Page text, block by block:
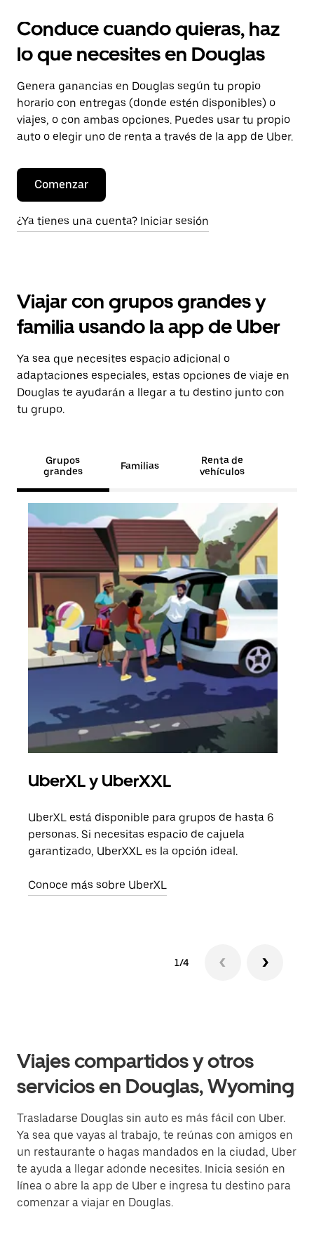
Conduce cuando quieras, haz
lo que necesites en Douglas
Genera ganancias en Douglas según tu propio
horario con entregas (donde estén disponibles) o
viajes, o con ambas opciones. Puedes usar tu propio
auto o elegir uno de renta a través de la app de Uber.
Comenzar
¿Ya tienes una cuenta? Iniciar sesión
Viajar con grupos grandes y
familia usando la app de Uber
Ya sea que necesites espacio adicional o
adaptaciones especiales, estas opciones de viaje en
Douglas te ayudarán a llegar a tu destino junto con
tu grupo.
Grupos
grandes
Familias
Renta de
vehículos
UberXL y UberXXL
UberXL está disponible para grupos de hasta 6
personas. Si necesitas espacio de cajuela
garantizado, UberXXL es la opción ideal.
Conoce más sobre UberXL
1/4
Viajes compartidos y otros
servicios en Douglas, Wyoming
Trasladarse Douglas sin auto es más fácil con Uber.
Ya sea que vayas al trabajo, te reúnas con amigos en
un restaurante o hagas mandados en la ciudad, Uber
te ayuda a llegar adonde necesites. Inicia sesión en
línea o abre la app de Uber e ingresa tu destino para
comenzar a viajar en Douglas.